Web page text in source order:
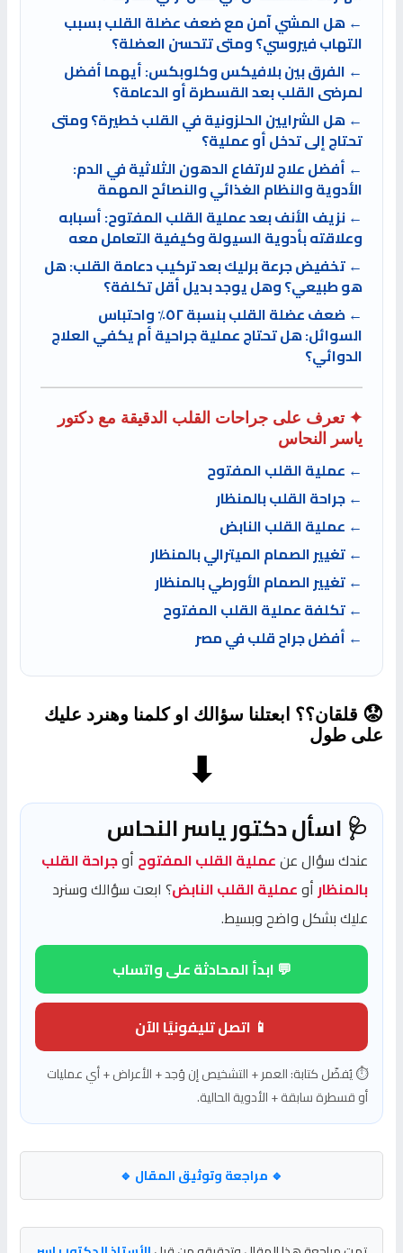
← هل المشي آمن مع ضعف عضلة القلب بسبب
التهاب فيروسي؟ ومتى تتحسن العضلة؟
← الفرق بين بلافيكس وكلوبكس: أيهما أفضل
لمرضى القلب بعد القسطرة أو الدعامة؟
← هل الشرايين الحلزونية في القلب خطيرة؟ ومتى
تحتاج إلى تدخل أو عملية؟
← أفضل علاج لارتفاع الدهون الثلاثية في الدم:
الأدوية والنظام الغذائي والنصائح المهمة
← نزيف الأنف بعد عملية القلب المفتوح: أسبابه
وعلاقته بأدوية السيولة وكيفية التعامل معه
← تخفيض جرعة برليك بعد تركيب دعامة القلب: هل
هو طبيعي؟ وهل يوجد بديل أقل تكلفة؟
← ضعف عضلة القلب بنسبة ٥٢٪ واحتباس
السوائل: هل تحتاج عملية جراحية أم يكفي العلاج
الدوائي؟
✦ تعرف على جراحات القلب الدقيقة مع دكتور
ياسر النحاس
← عملية القلب المفتوح
← جراحة القلب بالمنظار
← عملية القلب النابض
← تغيير الصمام الميترالي بالمنظار
← تغيير الصمام الأورطي بالمنظار
← تكلفة عملية القلب المفتوح
← أفضل جراح قلب في مصر
😟 قلقان؟؟ ابعتلنا سؤالك او كلمنا وهنرد عليك
على طول
⬇
🩺 اسأل دكتور ياسر النحاس
عندك سؤال عنعملية القلب المفتوح أوجراحة القلب
بالمنظارأوعملية القلب النابض؟ ابعت سؤالك وسنرد
عليك بشكل واضح وبسيط.
💬 ابدأ المحادثة على واتساب
📱 اتصل تليفونيًا الآن
⏱️ يُفضّل كتابة: العمر + التشخيص إن وُجد + الأعراض + أي عمليات
أو قسطرة سابقة + الأدوية الحالية.
🔹 مراجعة وتوثيق المقال 🔹